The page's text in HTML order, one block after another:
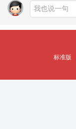
标准版